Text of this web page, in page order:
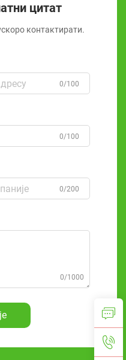
цитат
контактирати.
0/100
0/100
0/200
0/1000